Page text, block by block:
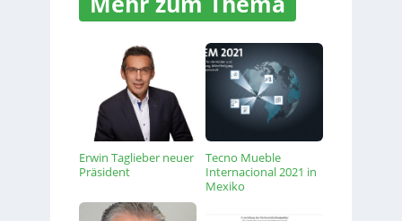
Erwin Taglieber neuer
Präsident
Tecno Mueble
Internacional 2021 in
Mexiko